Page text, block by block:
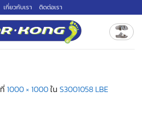
เกี่ยวกับเรา ติดต่อเรา
ที่ 1000 × 1000ใน S3001058 LBE